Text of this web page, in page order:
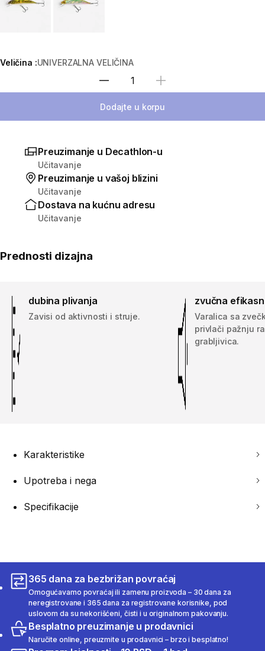
Veličina :UNIVERZALNA VELIČINA
Izaberi količinu
Dodajte u korpu
Preuzimanje u Decathlon-u
Učitavanje
Preuzimanje u vašoj blizini
Učitavanje
Dostava na kućnu adresu
Učitavanje
Prednosti dizajna
dubina plivanja
Zavisi od aktivnosti i struje.
zvučna
Varalica sa
privlači pažnju
grabljivica.
Karakteristike
Upotreba i nega
Specifikacije
365 dana za bezbrižan povraćaj
Omogućavamo povraćaj ili zamenu proizvoda – 30 dana za
neregistrovane i 365 dana za registrovane korisnike, pod
uslovom da su nekorišćeni, čisti i u originalnom pakovanju.
Besplatno preuzimanje u prodavnici
Naručite online, preuzmite u prodavnici – brzo i besplatno!